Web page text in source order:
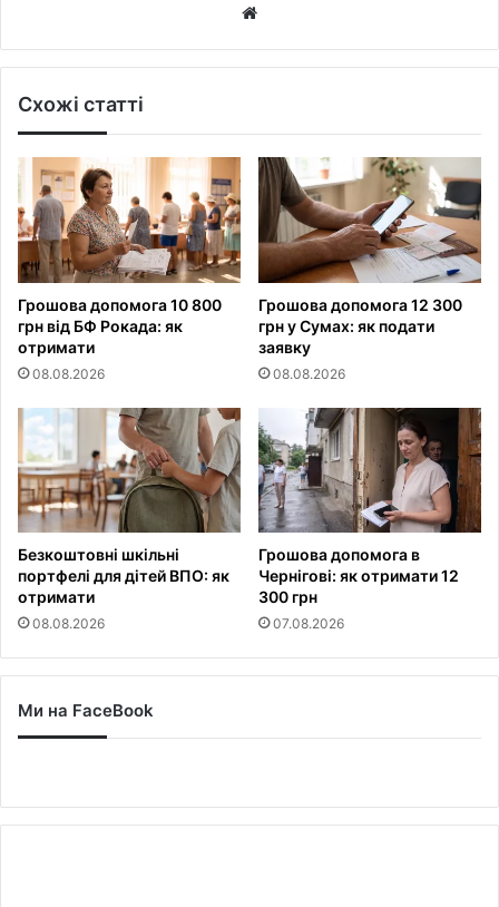
Схожі статті
Грошова допомога 10 800
грн від БФ Рокада: як
отримати
08.08.2026
Грошова допомога 12 300
грн у Сумах: як подати
заявку
08.08.2026
Безкоштовні шкільні
портфелі для дітей ВПО: як
отримати
08.08.2026
Грошова допомога в
Чернігові: як отримати 12
300 грн
07.08.2026
Ми на FaceBook